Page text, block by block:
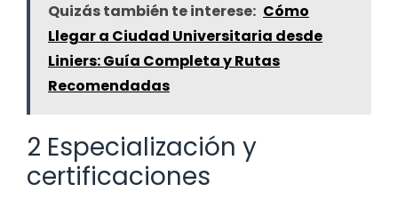
Quizás también te interese: Cómo
Llegar a Ciudad Universitaria desde
Liniers: Guía Completa y Rutas
Recomendadas
2 Especialización y
certificaciones